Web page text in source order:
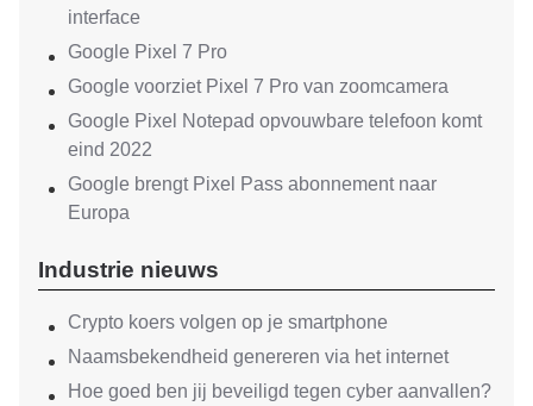
interface
Google Pixel 7 Pro
Google voorziet Pixel 7 Pro van zoomcamera
Google Pixel Notepad opvouwbare telefoon komt
eind 2022
Google brengt Pixel Pass abonnement naar
Europa
Industrie nieuws
Crypto koers volgen op je smartphone
Naamsbekendheid genereren via het internet
Hoe goed ben jij beveiligd tegen cyber aanvallen?